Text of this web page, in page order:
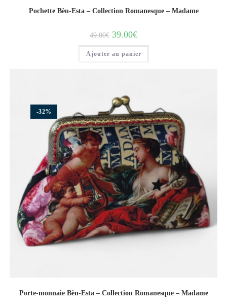
Pochette Bèn-Esta – Collection Romanesque – Madame
49.00€ 39.00€
Ajouter au panier
-32%
Porte-monnaie Bèn-Esta – Collection Romanesque – Madame